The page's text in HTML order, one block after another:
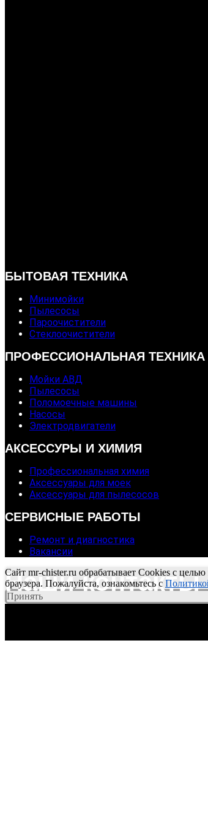
Наши контакты
БЫТОВАЯ ТЕХНИКА
Минимойки
Пылесосы
Пароочистители
Стеклоочистители
ПРОФЕССИОНАЛЬНАЯ ТЕХНИКА
Мойки АВД
Пылесосы
Поломоечные машины
Насосы
Электродвигатели
АКСЕССУРЫ И ХИМИЯ
Профессиональная химия
Аксессуары для моек
Аксессуары для пылесосов
СЕРВИСНЫЕ РАБОТЫ
Ремонт и диагностика
Вакансии
Сайт mr-chister.ru обрабатывает Cookies с
браузера. Пожалуйста, ознакомьтесь с
Принять